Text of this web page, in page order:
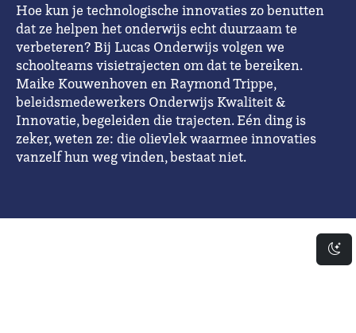
Hoe kun je technologische innovaties zo benutten
dat ze helpen het onderwijs echt duurzaam te
verbeteren? Bij Lucas Onderwijs volgen we
schoolteams visietrajecten om dat te bereiken.
Maike Kouwenhoven en Raymond Trippe,
beleidsmedewerkers Onderwijs Kwaliteit &
Innovatie, begeleiden die trajecten. Eén ding is
zeker, weten ze: die olievlek waarmee innovaties
vanzelf hun weg vinden, bestaat niet.